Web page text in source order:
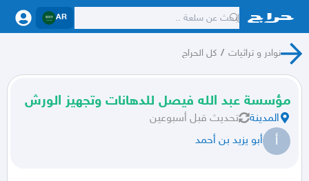
AR
نوادر و تراثيات / كل الحراج
مؤسسة عبد الله فيصل للدهانات وتجهيز الورش
المدينة تحديث قبل أسبوعين
أ أبو يزيد بن أحمد